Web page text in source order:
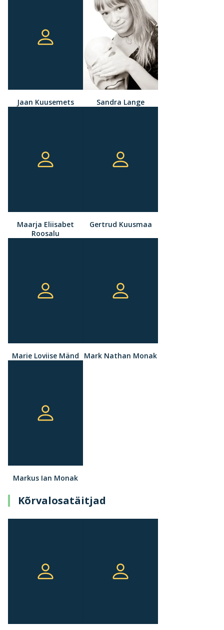
Jaan Kuusemets Sandra Lange
Maarja Eliisabet
Roosalu
Gertrud Kuusmaa
Marie Loviise Mänd Mark Nathan Monak
Markus Ian Monak
Kõrvalosatäitjad